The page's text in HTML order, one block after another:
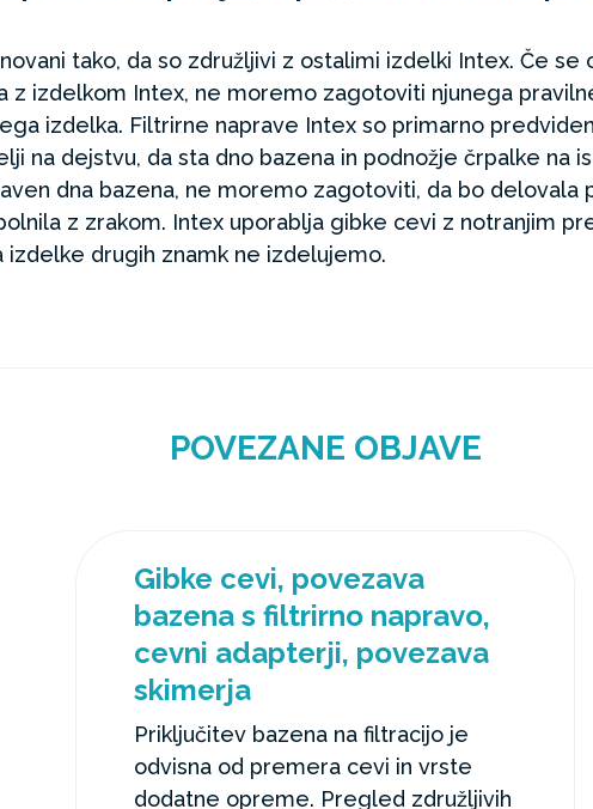
tako, da so združljivi z ostalimi izdelki Intex. Če
z izdelkom Intex, ne moremo zagotoviti njunega
izdelka. Filtrirne naprave Intex so primarno
na dejstvu, da sta dno bazena in podnožje črpalke na
dna bazena, ne moremo zagotoviti, da bo delovala
z zrakom. Intex uporablja gibke cevi z notranjim
izdelke drugih znamk ne izdelujemo.
POVEZANE OBJAVE
Gibke cevi, povezava
bazena s filtrirno napravo,
cevni adapterji, povezava
skimerja
Priključitev bazena na filtracijo je
odvisna od premera cevi in vrste
dodatne opreme. Pregled združljivih